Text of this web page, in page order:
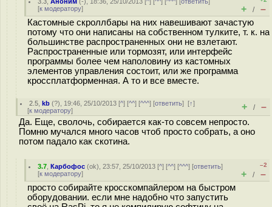
[к модератору] + / –
Кастомные скроллбары на них навешивают зачастую
потому что они написаны на собственном тулките, т. к. на
большинстве распространенных они не взлетают.
Распространенные или тормозят, или интерфейс
программы более чем наполовину из кастомных
элементов управления состоит, или же программа
кроссплатформенная. А то и все вместе.
2.5 ,kb (?), 19:46, 25/10/2013 [^] [^^] [^^^] [ответить][↑]
[к модератору] + / –
Да. Еще, сволочь, собирается как-то совсем непросто.
Помню мучался много часов чтоб просто собрать, а оно
потом падало как скотина.
3.7 ,Карбофос (ok), 23:57, 25/10/2013 [^] [^^] [^^^] [ответить]
[к модератору]
–2
+ / –
просто собирайте кросскомпайлером на быстром
оборудовании. если мне надобно что запустить